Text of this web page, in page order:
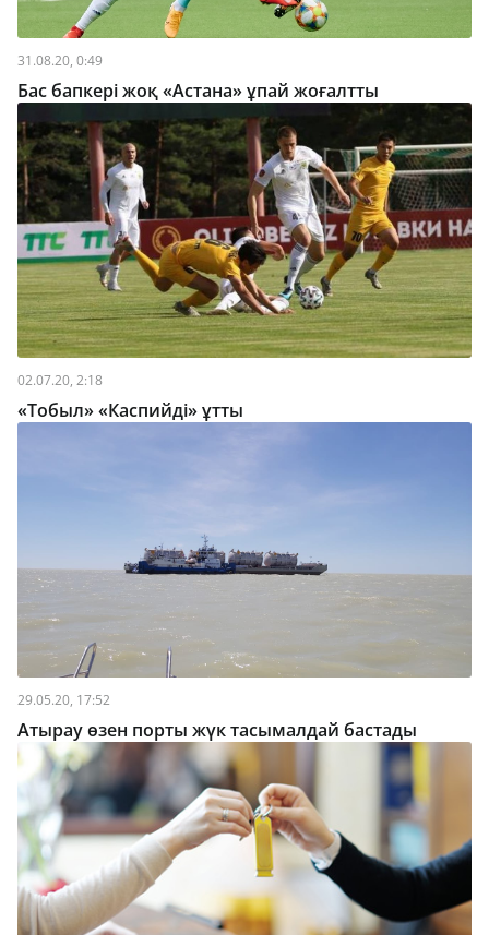
31.08.20, 0:49
Бас бапкері жоқ «Астана» ұпай жоғалтты
02.07.20, 2:18
«Тобыл» «Каспийді» ұтты
29.05.20, 17:52
Атырау өзен порты жүк тасымалдай бастады